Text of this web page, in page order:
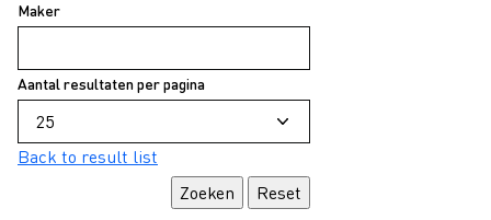
Maker
Aantal resultaten per pagina
Back to result list